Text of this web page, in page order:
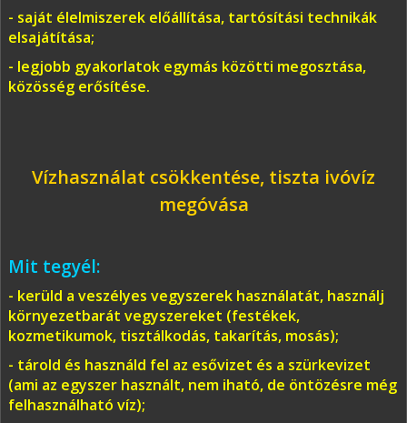
- saját élelmiszerek előállítása, tartósítási technikák
elsajátítása;
- legjobb gyakorlatok egymás közötti megosztása,
közösség erősítése.
Vízhasználat csökkentése, tiszta ivóvíz
megóvása
Mit tegyél:
- kerüld a veszélyes vegyszerek használatát, használj
környezetbarát vegyszereket (festékek,
kozmetikumok, tisztálkodás, takarítás, mosás);
- tárold és használd fel az esővizet és a szürkevizet
(ami az egyszer használt, nem iható, de öntözésre még
felhasználható víz);